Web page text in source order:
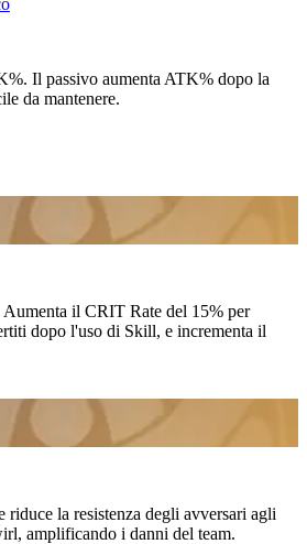
. Il passivo aumenta ATK% dopo la
da mantenere.
Aumenta il CRIT Rate del 15% per
dopo l'uso di Skill, e incrementa il
riduce la resistenza degli avversari agli
, amplificando i danni del team.